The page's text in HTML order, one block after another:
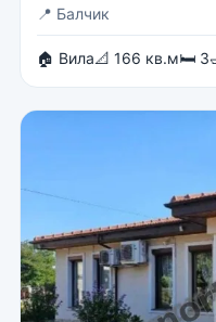
📍 Балчик
🏠 Вила📐 166 кв.м🛏 3